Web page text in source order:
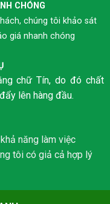
CHÓNG
chúng tôi khảo sát
giá nhanh chóng
chữ Tín, do đó chất
lên hàng đầu.
năng làm việc
tôi có giả cả hợp lý